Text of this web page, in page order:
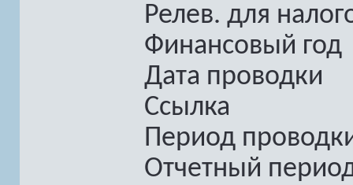
Релев. для
Финансовый год
Дата проводки
Ссылка
Период
Отчетный